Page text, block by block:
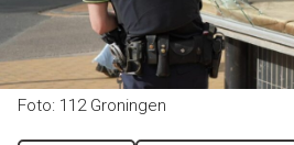
Foto: 112 Groningen